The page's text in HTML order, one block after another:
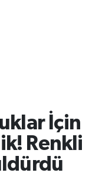
İçin
Renkli